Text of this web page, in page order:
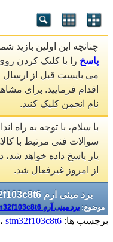
چنانچه این اولین بازید
پاسخ را با کلیک کردن
می بایست قبل از
اقدام فرمایید. برای
نام انجمن کلیک کنید.
با سلام، با توجه به راه
سوالات فنی مرتبط با
یار پاسخ داده خواهد
از امروز غیرفعال شد.
برد مینی آرم stm32f103c8t6
موضوع: برد مینی آرم stm32f103c8t6
برچسب ها: ، stm32f103c8t6